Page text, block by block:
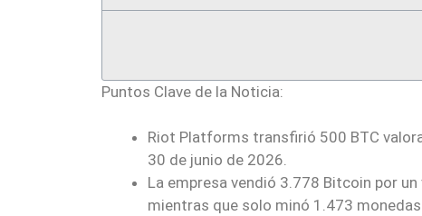
Puntos Clave de la Noticia:
Riot Platforms transfirió 500 BTC
30 de junio de 2026.
La empresa vendió 3.778 Bitcoin por
mientras que solo minó 1.473